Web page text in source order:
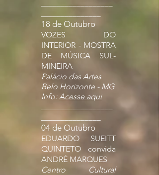
18 de Outubro
VOZES DO
INTERIOR - MOSTRA
DE MÚSICA SUL-
MINEIRA
Palácio das Artes
Belo Horizonte - MG
Info:Acesse aqui
04 de Outubro
EDUARDO SUEITT
QUINTETO convida
ANDRÉ MARQUES
Centro Cultural